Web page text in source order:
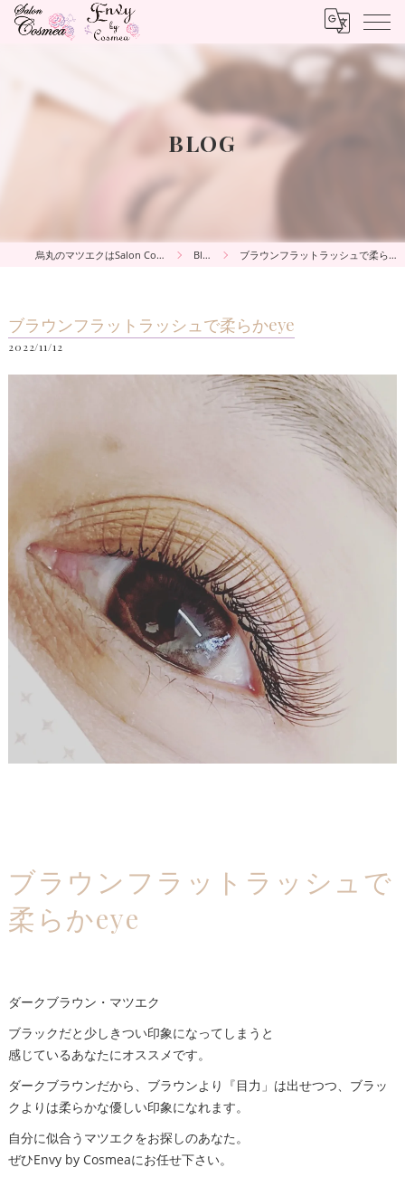
BLOG
烏丸のマツエクはSalon Cosmea Blog ブラウンフラットラッシュで柔らかeye
ブラウンフラットラッシュで柔らかeye
2022/11/12
ブラウンフラットラッシュで
柔らかeye
ダークブラウン・マツエク
ブラックだと少しきつい印象になってしまうと
感じているあなたにオススメです。
ダークブラウンだから、ブラウンより『目力」は出せつつ、ブラッ
クよりは柔らかな優しい印象になれます。
自分に似合うマツエクをお探しのあなた。
ぜひEnvy by Cosmeaにお任せ下さい。